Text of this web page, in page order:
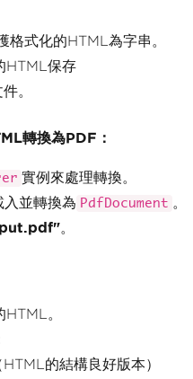
);
格式化的HTML為字串。
HTML保存
。
轉換為PDF：
實例來處理轉換。
並轉換為 PdfDocument 。
。
。
HTML的結構良好版本）